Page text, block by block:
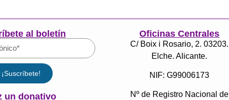
al boletín
¡Suscríbete!
un donativo
Oficinas Centrales
C/ Boix i Rosario, 2. 03203.
Elche. Alicante.
NIF: G99006173
Nº de Registro Nacional de